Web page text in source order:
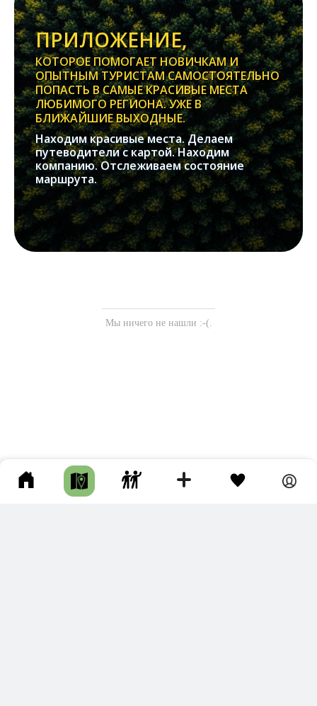
ПРИЛОЖЕНИЕ,
КОТОРОЕ ПОМОГАЕТ НОВИЧКАМ И
ОПЫТНЫМ ТУРИСТАМ САМОСТОЯТЕЛЬНО
ПОПАСТЬ В САМЫЕ КРАСИВЫЕ МЕСТА
ЛЮБИМОГО РЕГИОНА. УЖЕ В
БЛИЖАЙШИЕ ВЫХОДНЫЕ.
Находим красивые места. Делаем
путеводители с картой. Находим
компанию. Отслеживаем состояние
маршрута.
Мы ничего не нашли :-(.